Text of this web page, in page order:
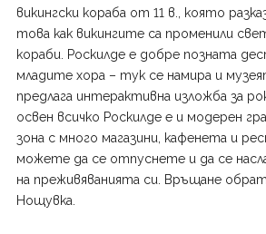
викингски кораба от 11 в., която
това как викингите са променили
кораби. Роскилде е добре позната
младите хора – тук се намира и
предлага интерактивна изложба за
освен всичко Роскилде е и модерен
зона с много магазини, кафенета и
можете да се отпуснете и да се
на преживяванията си. Връщане
Нощувка.